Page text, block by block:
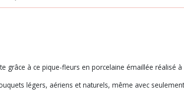
à ce pique-fleurs en porcelaine émaillée réalisé
légers, aériens et naturels, même avec